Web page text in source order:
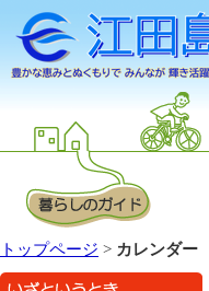
トップページ > カレンダー